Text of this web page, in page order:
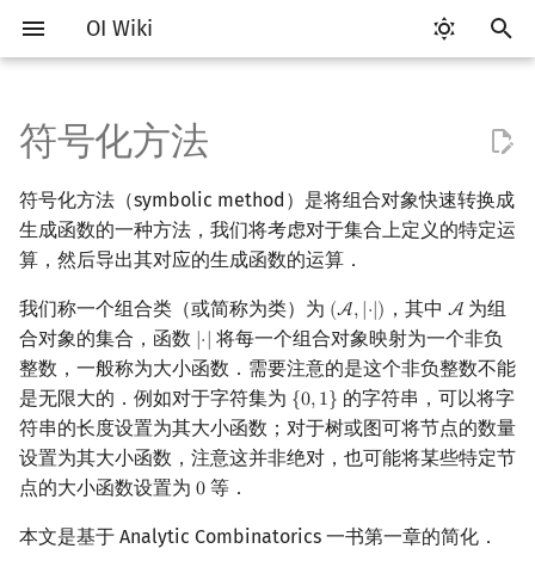
OI Wiki
入
以
开
始
索
Getting Started
关于本项目
OI Wiki 不是什么
格式手册
数学符号表
比赛相关简介
赛事 ICPC/CCPC 赛事与赛制
交互题
学习路线
学习资源
技巧
分段打表
常见技巧
工具软件简介
代码编辑工具 Emacs
Atom
Eclipse
Notepad++
Arbiter
CCR Plus
Lemon
命令行
命令行编译与调试
编译器
通用
Validator
Interactor
Checker
语言基础简介
C++ 基础 C++ 语法基础
运算
流程控制语句
高级数据类型
STL 容器
bitset
string
pair
C++ 进阶
命名空间
重载运算符
引用
常量
C++ 与其他常用语言的区别
Pascal 转 C++ 急救
算法基础简介
复杂度 均摊复杂度
模拟
递归 & 分治
贪心
选择排序
插入排序
计数排序
基数排序
搜索部分简介
DFS（搜索）
双向搜索
启发式搜索
A*
动态规划部分简介
动态规划基础
背包 DP
区间 DP
DAG 上的 DP
单调队列/单调栈优化
四边形不等式优化
Slope Trick 优化
WQS 二分
字符串部分简介
字符串基础
字符串匹配
字符串哈希
字典树 (Trie)
最优原地后缀排序算法
数字系统简介
进位制
格雷码
数论基础
模算术简介
最大公约数
欧拉函数
筛法
无标号体系
集合的（不相交）并构造
集合的 Sequence 构造
集合的 Multiset 构造
集合的 Powerset 构造
排列组合
抽屉原理
斐波那契数列
错位排列
卡特兰数
线性代数简介
向量
矩阵
初等变换
行列式
线性规划基础
单纯形法
基本概念
群论
域论
Schreier–Sims 算法
基本概念
条件概率与独立性
随机变量的数字特征
概率不等式
博弈论简介
公平组合游戏
非公平组合游戏
插值
数值积分
牛顿迭代法
数据结构部分简介
栈
链表
哈希表
并查集
并查集复杂度
二叉堆
左偏树
块状数组
树分块
Sqrt Tree
线段树合并 & 分裂
猫树
区间最值操作 & 区间历史
值
Treap
WBLT
替罪羊树
笛卡尔树
可持久化线段树
可持久化平衡树
可持久化字典树
可持久化可并堆
平衡树套线段树
树状数组套权值线段树
分块套树状数组
全局平衡二叉树
Top Tree
图论部分简介
图论相关概念
DFS（图论）
BFS（图论）
树上问题
树的直径
树的重心
最近公共祖先
树链剖分
差分约束
同余最短路
最小树形图
双连通分量
圆方树
点/边连通度
最大流
费用流
上下界网络流
Stoer–Wagner 算法
二分图最大匹配
一般图最大匹配
一般图最大权匹配
稳定匹配
计算几何部分简介
二维计算几何基础
距离
Pick 定理
三角剖分
杂项简介
离散化
离线算法
CDQ 分治
莫队算法
分数规划
随机化
随机化技巧
模拟退火
RMQ
并查集应用
线段树与离线询问
符号化方法
符号化方法（symbolic method）是将组合对象快速转换成
生成函数的一种方法，我们将考虑对于集合上定义的特定运
算，然后导出其对应的生成函数的运算．
我们称一个组合类（或简称为类）为 (A,|⋅|)
(A,| |) ，其中 A
A 为组
合对象的集合，函数 |⋅|
|⋅ 将每一个组合对象映射为一个非负
整数，一般称为大小函数．需要注意的是这个非负整数不能
是无限大的．例如对于字符集为 {0,1}
{0,1 }
的字符串，可以将字
符串的长度设置为其大小函数；对于树或图可将节点的数量
设置为其大小函数，注意这并非绝对，也可能将某些特定节
点的大小函数设置为 0
0 等．
本文是基于 Analytic Combinatorics 一书第一章的简化．